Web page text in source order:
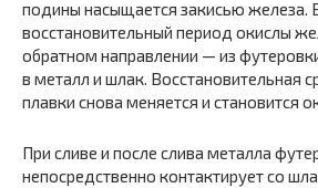
подины насыщается закисью железа.
восстановительный период окислы
обратном направлении — из
в металл и шлак. Восстановительная
плавки снова меняется и становится
При сливе и после слива металла
непосредственно контактирует со